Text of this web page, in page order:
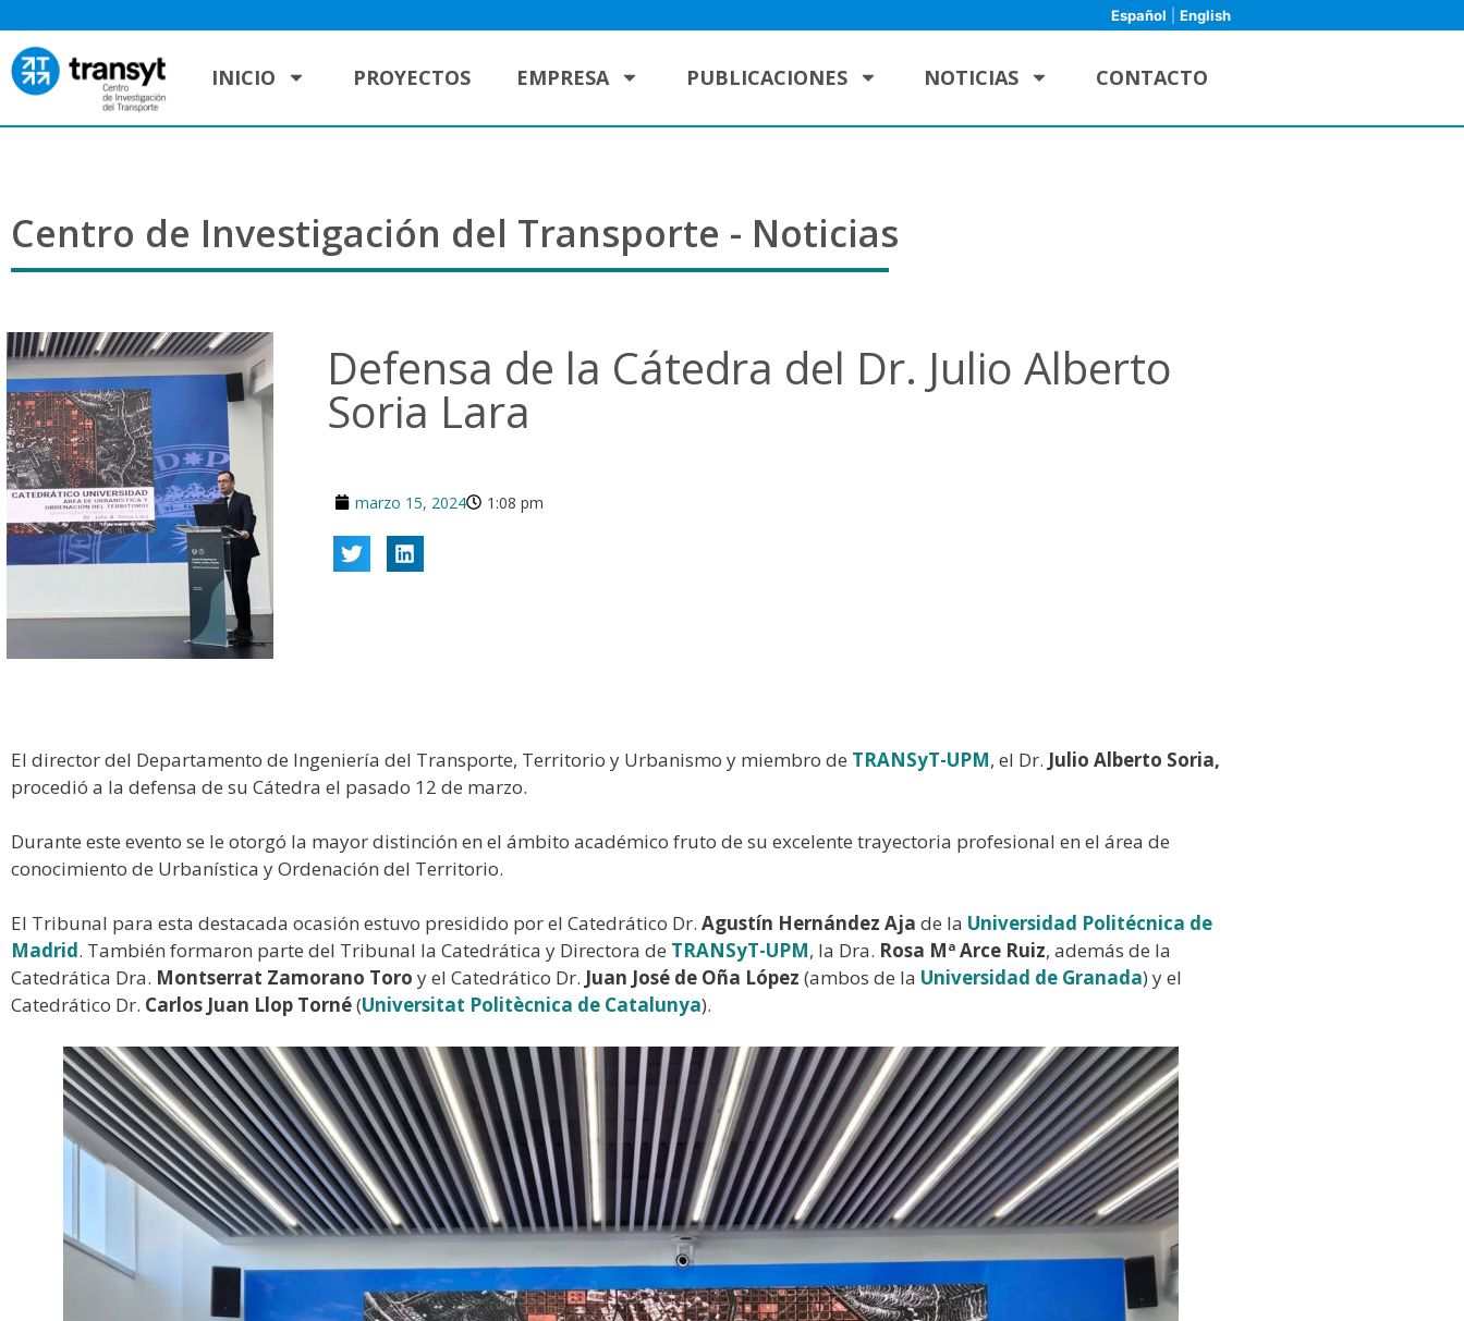
Español English
INICIO PROYECTOS EMPRESA PUBLICACIONES NOTICIAS CONTACTO
Centro de Investigación del Transporte - Noticias
Defensa de la Cátedra del Dr. Julio Alberto
Soria Lara
marzo 15, 2024 1:08 pm
El director del Departamento de Ingeniería del Transporte, Territorio y Urbanismo y miembro de TRANSyT-UPM, el Dr. Julio Alberto Soria,
procedió a la defensa de su Cátedra el pasado 12 de marzo.
Durante este evento se le otorgó la mayor distinción en el ámbito académico fruto de su excelente trayectoria profesional en el área de
conocimiento de Urbanística y Ordenación del Territorio.
El Tribunal para esta destacada ocasión estuvo presidido por el Catedrático Dr. Agustín Hernández Aja de la Universidad Politécnica de
Madrid. También formaron parte del Tribunal la Catedrática y Directora de TRANSyT-UPM, la Dra. Rosa Mª Arce Ruiz, además de la
Catedrática Dra. Montserrat Zamorano Toro y el Catedrático Dr. Juan José de Oña López (ambos de la Universidad de Granada) y el
Catedrático Dr. Carlos Juan Llop Torné(Universitat Politècnica de Catalunya).